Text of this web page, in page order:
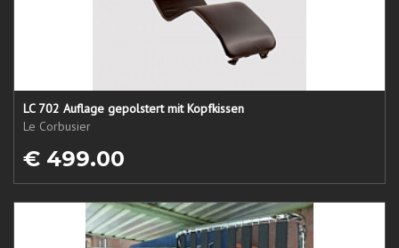
LC 702 Auflage gepolstert mit Kopfkissen
Le Corbusier
€ 499.00